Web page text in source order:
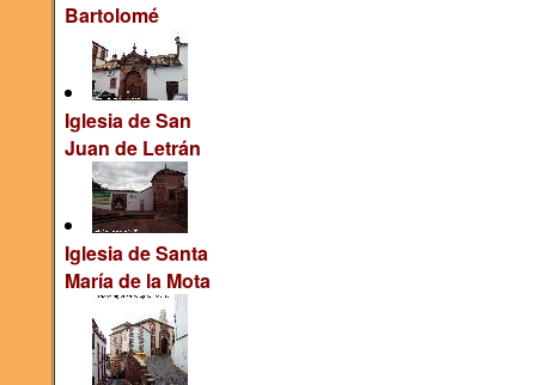
Bartolomé
Iglesia de San
Juan de Letrán
Iglesia de Santa
María de la Mota